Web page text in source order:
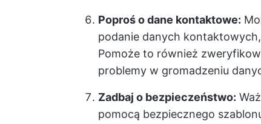
Poproś o dane kontaktowe:
podanie danych
Pomoże to również
problemy w gromadzeniu
Zadbaj o bezpieczeństwo:
pomocą bezpiecznego